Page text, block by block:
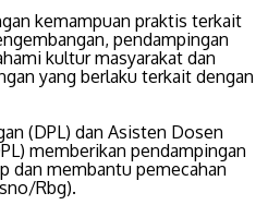
kemampuan praktis terkait
pendampingan
kultur masyarakat dan
yang berlaku terkait dengan
(DPL) dan Asisten Dosen
memberikan pendampingan
dan membantu pemecahan
Rbg).